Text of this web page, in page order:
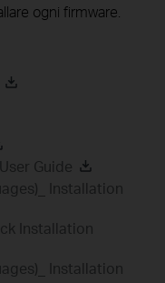
ogni firmware.
Guide
Installation
Installation
Installation